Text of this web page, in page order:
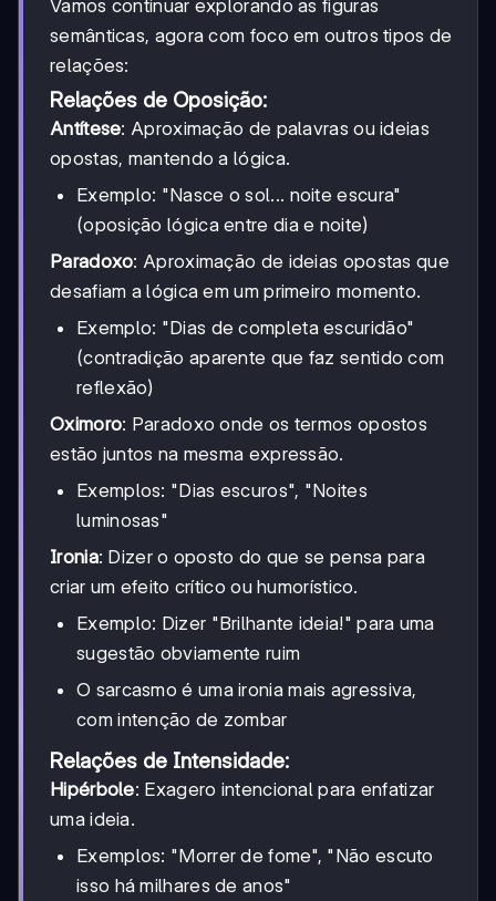
Vamos continuar explorando as figuras
semânticas, agora com foco em outros tipos de
relações:
Relações de Oposição:
Antítese: Aproximação de palavras ou ideias
opostas, mantendo a lógica.
Exemplo: "Nasce o sol... noite escura"
(oposição lógica entre dia e noite)
Paradoxo: Aproximação de ideias opostas que
desafiam a lógica em um primeiro momento.
Exemplo: "Dias de completa escuridão"
(contradição aparente que faz sentido com
reflexão)
Oximoro: Paradoxo onde os termos opostos
estão juntos na mesma expressão.
Exemplos: "Dias escuros", "Noites
luminosas"
Ironia: Dizer o oposto do que se pensa para
criar um efeito crítico ou humorístico.
Exemplo: Dizer "Brilhante ideia!" para uma
sugestão obviamente ruim
O sarcasmo é uma ironia mais agressiva,
com intenção de zombar
Relações de Intensidade:
Hipérbole: Exagero intencional para enfatizar
uma ideia.
Exemplos: "Morrer de fome", "Não escuto
isso há milhares de anos"